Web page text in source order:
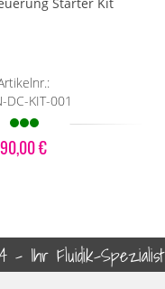
DC-KIT-001
€
- Ihr Fluidik-Spezialist